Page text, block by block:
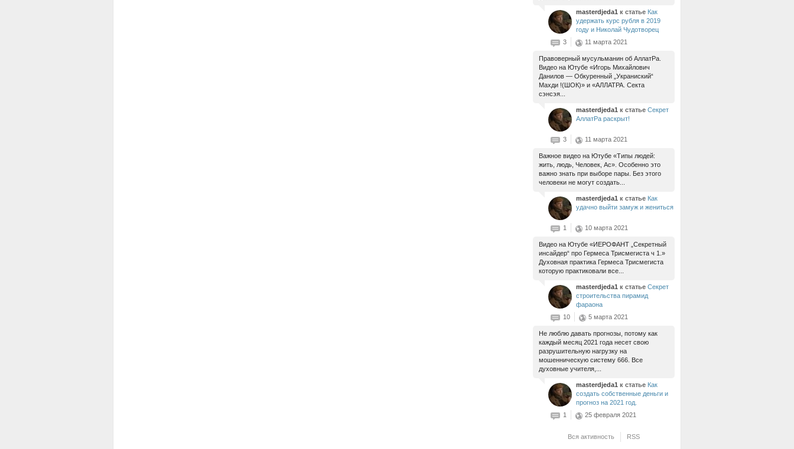
masterdjeda1 к статье Как
удержать курс рубля в 2019
году и Николай Чудотворец
3
11 марта 2021
Правоверный мусульманин об АллатРа.
Видео на Ютубе «Игорь Михайлович
Данилов — Обкуренный „Украниский“
Махди !(ШОК)» и «АЛЛАТРА. Секта
сэнсэя...
masterdjeda1 к статье Секрет
АллатРа раскрыт!
3 11 марта 2021
Важное видео на Ютубе «Типы людей:
жить, людь, Человек, Ас». Особенно это
важно знать при выборе пары. Без этого
человеки не могут создать...
masterdjeda1 к статье Как
удачно выйти замуж и жениться
1 10 марта 2021
Видео на Ютубе «ИЕРОФАНТ „Секретный
инсайдер“ про Гермеса Трисмегиста ч 1.»
Духовная практика Гермеса Трисмегиста
которую практиковали все...
masterdjeda1 к статье Секрет
строительства пирамид
фараона
10
5 марта 2021
Не люблю давать прогнозы, потому как
каждый месяц 2021 года несет свою
разрушительную нагрузку на
мошенническую систему 666. Все
духовные учителя,...
masterdjeda1 к статье Как
создать собственные деньги и
прогноз на 2021 год.
1
25 февраля 2021
Вся активность RSS